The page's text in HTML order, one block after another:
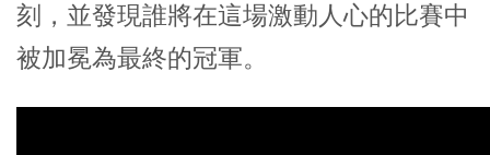
刻，並發現誰將在這場激動人心的比賽中
被加冕為最終的冠軍。